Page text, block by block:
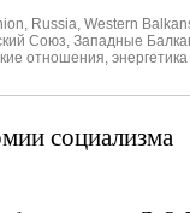
, Russia, Western
Союз, Западные
отношения, энергетика
социализма